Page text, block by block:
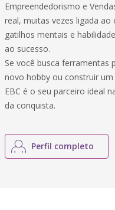
Empreendedorismo e
real, muitas vezes ligada
gatilhos mentais e
ao sucesso.
Se você busca ferramentas
novo hobby ou construir
EBC é o seu parceiro ideal
da conquista.
Perfil completo